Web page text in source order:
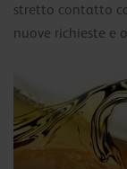
stretto contatto
nuove richieste e